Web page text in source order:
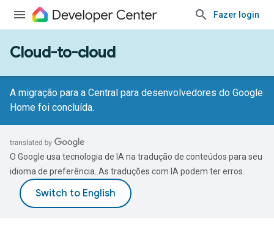
Fazer login
Cloud-to-cloud
A migração para a Central para desenvolvedores do Google
Home foi concluída.
O Google usa tecnologia de IA na tradução de conteúdos para seu
idioma de preferência. As traduções com IA podem ter erros.